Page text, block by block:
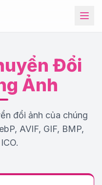
Đổi
Ảnh
đổi ảnh của chúng
AVIF, GIF, BMP,